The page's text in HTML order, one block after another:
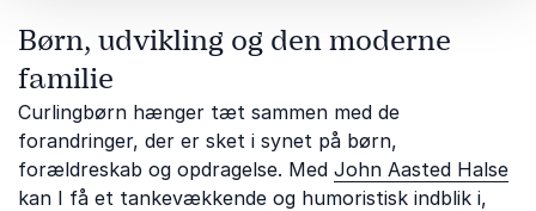
Børn, udvikling og den moderne
familie
Curlingbørn hænger tæt sammen med de
forandringer, der er sket i synet på børn,
forældreskab og opdragelse. Med John Aasted Halse
kan I få et tankevækkende og humoristisk indblik i,